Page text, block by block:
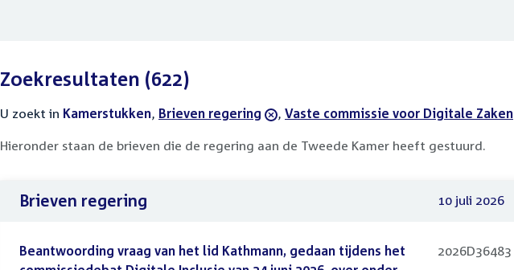
Zoekresultaten (622)
U zoekt in actieve
Kamerstukken, verwijder
Brieven regering , verwijder
Vaste commissie voor Digitale Zaken
Hieronder staan de brieven die de regering aan de Tweede Kamer heeft gestuurd.
Brieven regering 10 juli 2026
Beantwoording vraag van het lid Kathmann, gedaan tijdens het
2026D36483